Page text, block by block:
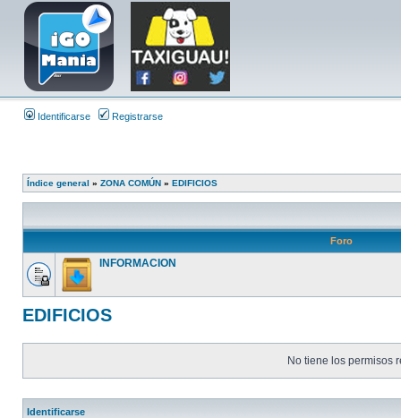
Identificarse Registrarse
Índice general » ZONA COMÚN » EDIFICIOS
Foro
INFORMACION
EDIFICIOS
No tiene los permisos
Identificarse